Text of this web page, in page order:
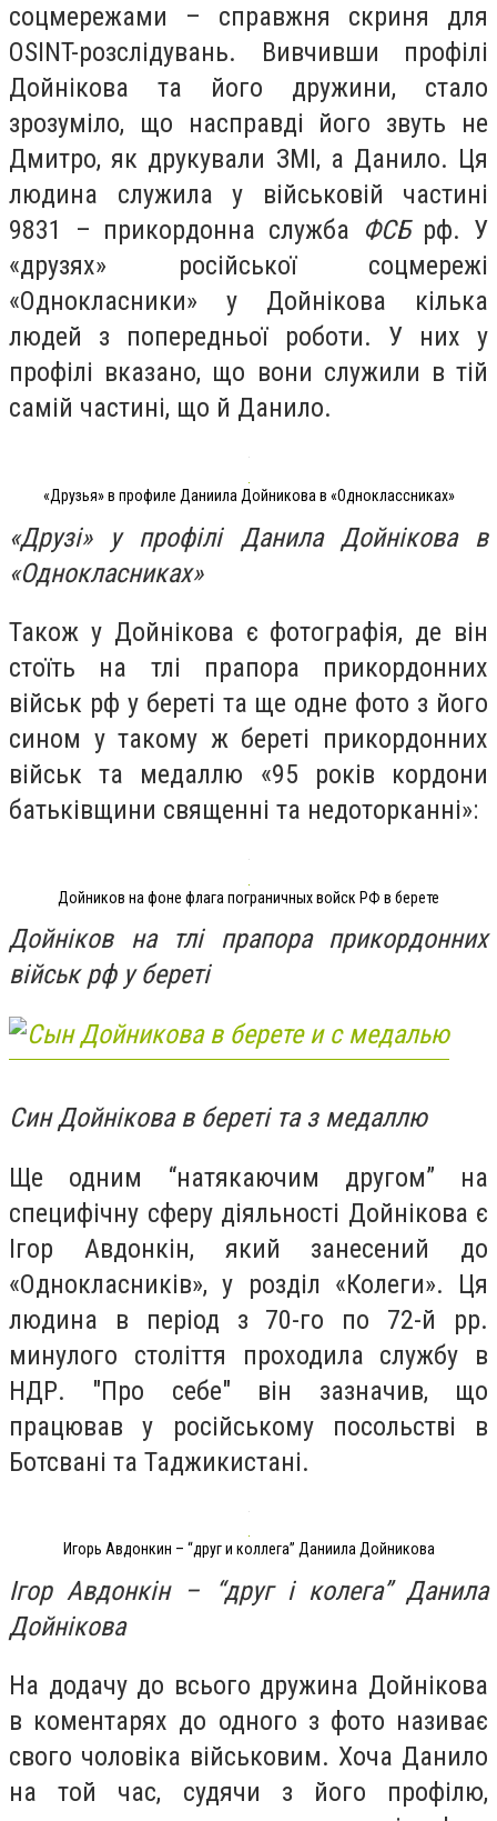
соцмережами – справжня скриня для
OSINT-розслідувань. Вивчивши профілі
Дойнікова та його дружини, стало
зрозуміло, що насправді його звуть не
Дмитро, як друкували ЗМІ, а Данило. Ця
людина служила у військовій частині
9831 – прикордонна служба ФСБрф. У
«друзях» російської соцмережі
«Однокласники» у Дойнікова кілька
людей з попередньої роботи. У них у
профілі вказано, що вони служили в тій
самій частині, що й Данило.
«Друзья» в профиле Даниила Дойникова в «Одноклассниках»
«Друзі» у профілі Данила Дойнікова в
«Однокласниках»
Також у Дойнікова є фотографія, де він
стоїть на тлі прапора прикордонних
військ рф у береті та ще одне фото з його
сином у такому ж береті прикордонних
військ та медаллю «95 років кордони
батьківщини священні та недоторканні»:
Дойников на фоне флага пограничных войск РФ в берете
Дойніков на тлі прапора прикордонних
військ рф у береті
Син Дойнікова в береті та з медаллю
Ще одним “натякаючим другом” на
специфічну сферу діяльності Дойнікова є
Ігор Авдонкін, який занесений до
«Однокласників», у розділ «Колеги». Ця
людина в період з 70-го по 72-й рр.
минулого століття проходила службу в
НДР. "Про себе" він зазначив, що
працював у російському посольстві в
Ботсвані та Таджикистані.
Игорь Авдонкин – “друг и коллега” Даниила Дойникова
Ігор Авдонкін – “друг і колега” Данила
Дойнікова
На додачу до всього дружина Дойнікова
в коментарях до одного з фото називає
свого чоловіка військовим. Хоча Данило
на той час, судячи з його профілю,